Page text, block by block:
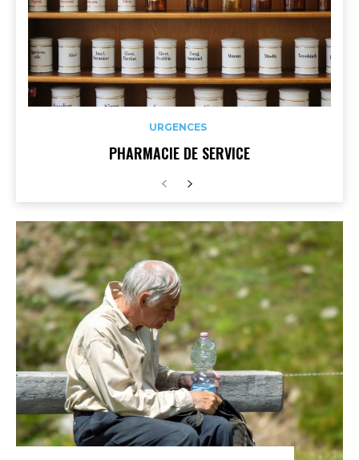
URGENCES
PHARMACIE DE SERVICE